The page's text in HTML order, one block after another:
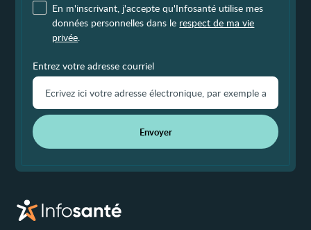
En m'inscrivant, j'accepte qu'Infosanté utilise mes
données personnelles dans le respect de ma vie
privée
Entrez votre adresse courriel
Envoyer